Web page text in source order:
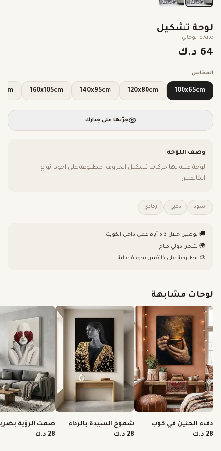
لوحة تشكيل
lo7ate لوحاتي
64 د.ك
المقاس
100x65cm
120x80cm
140x95cm
160x105cm
جرّبها على جدارك
وصف اللوحة
لوحة فنيه بها حركات تشكيل الحروف مطبوعه على اجود انواع
الكانفس
اسود ذهبي رمادي
🚚 توصيل خلال 3-5 أيام عمل داخل الكويت
🌍 شحن دولي متاح
🎨 مطبوعة على كانفس بجودة عالية
لوحات مشابهة
دفء الحنين في كوب
قهوة
28 د.ك
شموخ السيدة بالرداء
الذهبي
28 د.ك
صمت الرؤية
الفرشاة
28 د.ك